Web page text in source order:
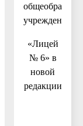
учреждения
«Лицей
№ 6» в
новой
редакции